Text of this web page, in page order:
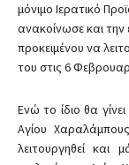
μόνιμο Ιερατικό
ανακοίνωσε και
προκειμένου να
του στις 6
Ενώ το ίδιο θα
Αγίου
λειτουργηθεί και